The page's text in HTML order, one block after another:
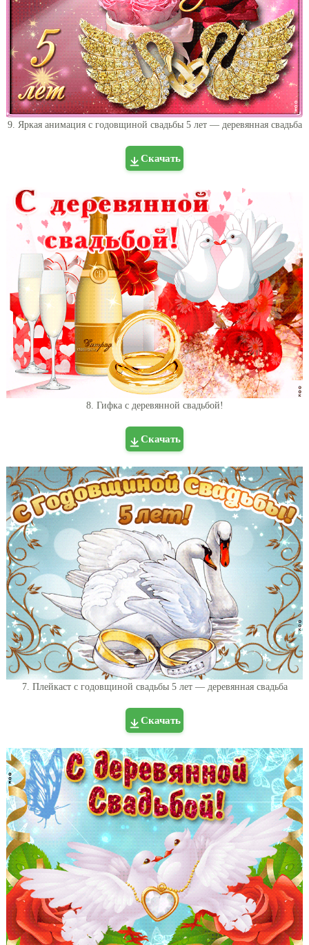
9. Яркая анимация с годовщиной свадьбы 5 лет — деревянная свадьба
Скачать
8. Гифка с деревянной свадьбой!
Скачать
7. Плейкаст с годовщиной свадьбы 5 лет — деревянная свадьба
Скачать